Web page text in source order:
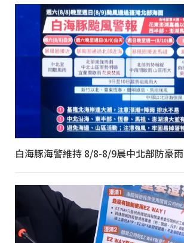
白海豚海警維持 8/8-8/9晨中北部防豪雨